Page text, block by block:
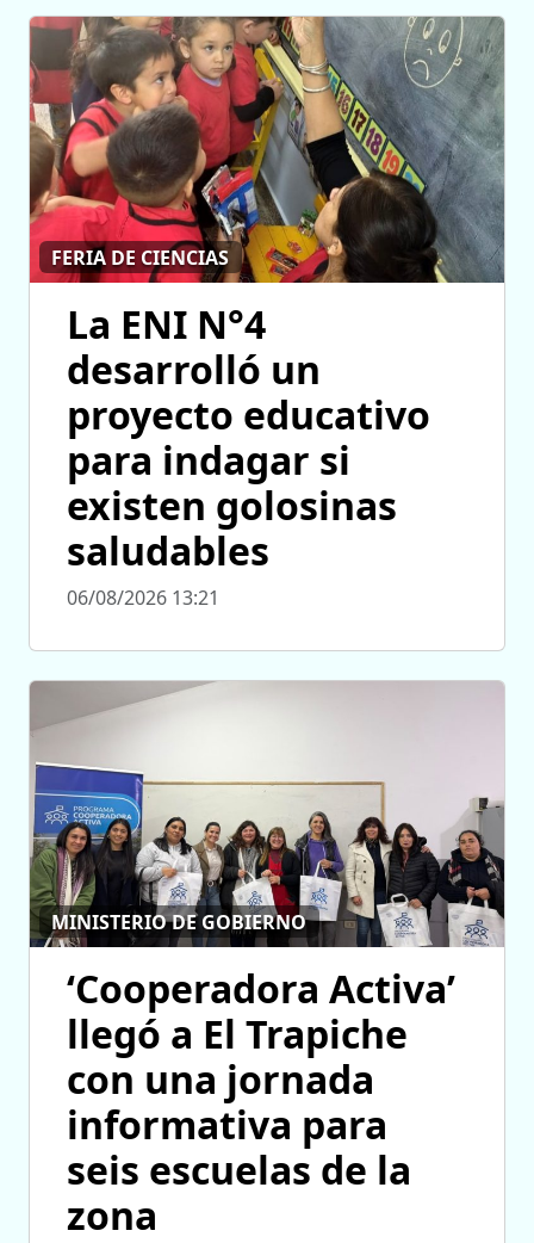
FERIA DE CIENCIAS
La ENI N°4
desarrolló un
proyecto educativo
para indagar si
existen golosinas
saludables
06/08/2026 13:21
MINISTERIO DE GOBIERNO
‘Cooperadora Activa’
llegó a El Trapiche
con una jornada
informativa para
seis escuelas de la
zona